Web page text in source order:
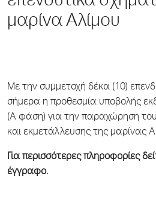
μαρίνα Αλίμου
Με την συμμετοχή δέκα (10)
σήμερα η προθεσμία υποβολής
(Α φάση) για την παραχώρηση
και εκμετάλλευσης της μαρίνας
Για περισσότερες πληροφορίες
έγγραφο.